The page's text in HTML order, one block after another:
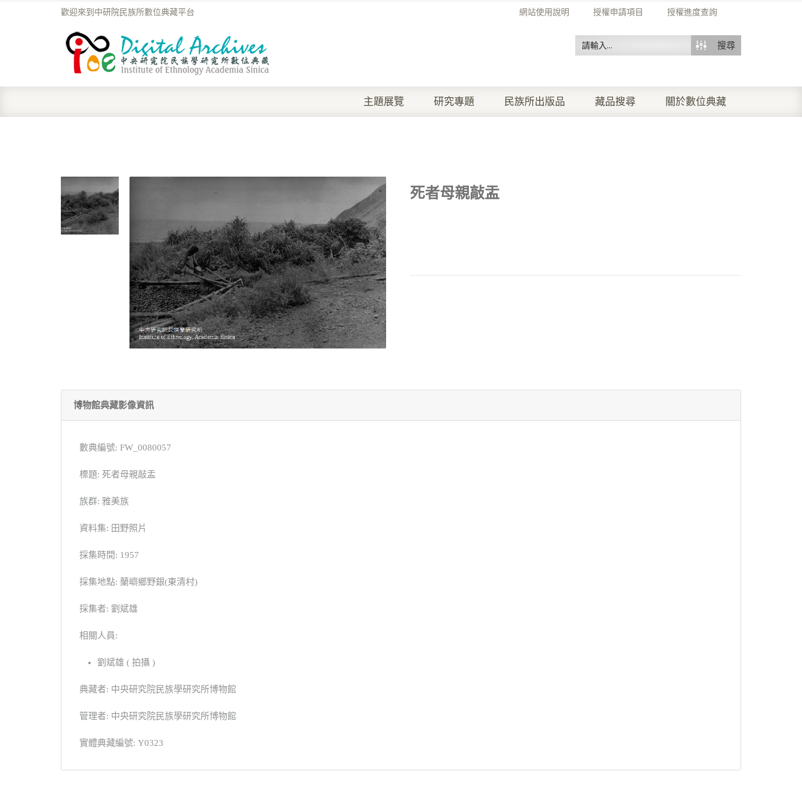
網站使用說明 授權申請項目 授權進度查詢
歡迎來到中研院民族所數位典藏平台
搜尋
主題展覽 研究專題 民族所出版品 藏品搜尋 關於數位典藏
死者母親敲盂
博物館典藏影像資訊
數典編號: FW_0080057
標題: 死者母親敲盂
族群: 雅美族
資料集: 田野照片
採集時間: 1957
採集地點: 蘭嶼鄉野銀(東清村)
採集者: 劉斌雄
相關人員:
劉斌雄 ( 拍攝 )
典藏者: 中央研究院民族學研究所博物館
管理者: 中央研究院民族學研究所博物館
實體典藏編號: Y0323